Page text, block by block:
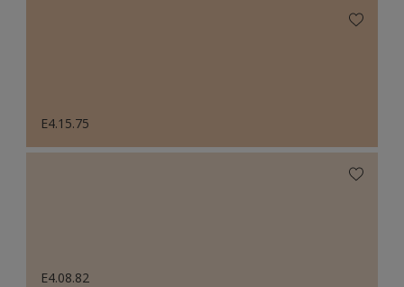
E4.15.75
E4.08.82